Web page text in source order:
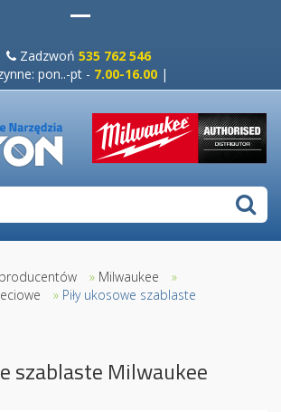
Zadzwoń 535 762 546
pon..-pt - 7.00-16.00 |
» Milwaukee
»
» Piły ukosowe szablaste
szablaste Milwaukee